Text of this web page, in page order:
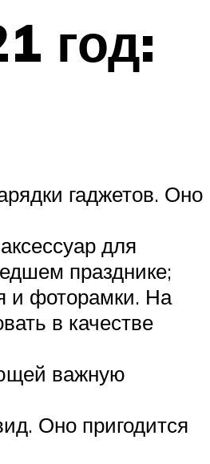
год:
гаджетов. Оно
для
празднике;
и фоторамки. На
в качестве
важную
Оно пригодится